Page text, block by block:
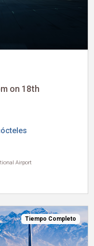
on 18th
Airport
Tiempo Completo